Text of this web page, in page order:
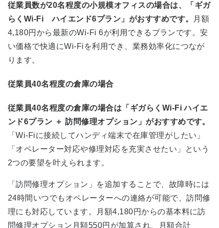
従業員数が20名程度の小規模オフィスの場合は、「ギガ
らくWi-Fi ハイエンド6プラン」がおすすめです。
月額
4,180円から最新のWi-Fi 6が利用できるプランです。安
い価格で快適にWi-Fiを利用でき、業務効率化につなが
ります。
従業員40名程度の倉庫の場合
従業員40名程度の倉庫の場合は「ギガらくWi-Fi ハイエ
ンド6プラン ＋ 訪問修理オプション」がおすすめです。
「Wi-Fiに接続してハンディ端末で在庫管理がしたい」
「オペレーター対応や修理対応を充実させたい」という
2つの要望を叶えられます。
「訪問修理オプション」を追加することで、故障時には
24時間いつでもオペレーターへの連絡が可能で、訪問修
理にも対応しています。月額4,180円からの基本料に訪
問修理オプション月額550円が加算され、月額合計